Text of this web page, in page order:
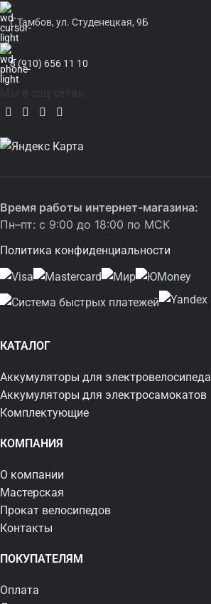
г.Тамбов, ул. Студенецкая, 9Б
8 (910) 656 11 10
Время работы интернет-магазина:
Пн–пт: с 9:00 до 18:00 по МСК
Политика конфиденциальности
КАТАЛОГ
Аккумуляторы для электровелосипеда
Аккумуляторы для электросамокатов
Комплектующие
КОМПАНИЯ
О компании
Мастерская
Прокат велосипедов
Контакты
ПОКУПАТЕЛЯМ
Оплата